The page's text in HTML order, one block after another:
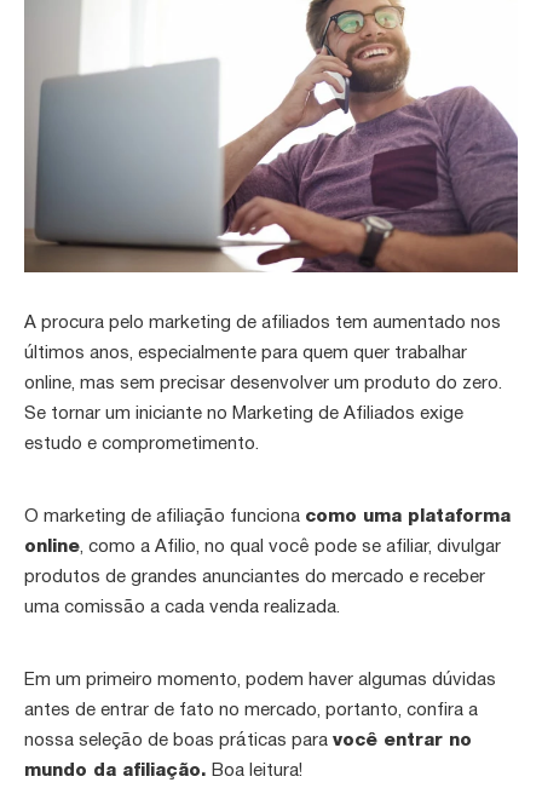
A procura pelo marketing de afiliados tem aumentado nos
últimos anos, especialmente para quem quer trabalhar
online, mas sem precisar desenvolver um produto do zero.
Se tornar um iniciante no Marketing de Afiliados exige
estudo e comprometimento.
O marketing de afiliação funciona como uma plataforma
online, como a Afilio, no qual você pode se afiliar, divulgar
produtos de grandes anunciantes do mercado e receber
uma comissão a cada venda realizada.
Em um primeiro momento, podem haver algumas dúvidas
antes de entrar de fato no mercado, portanto, confira a
nossa seleção de boas práticas para você entrar no
mundo da afiliação. Boa leitura!